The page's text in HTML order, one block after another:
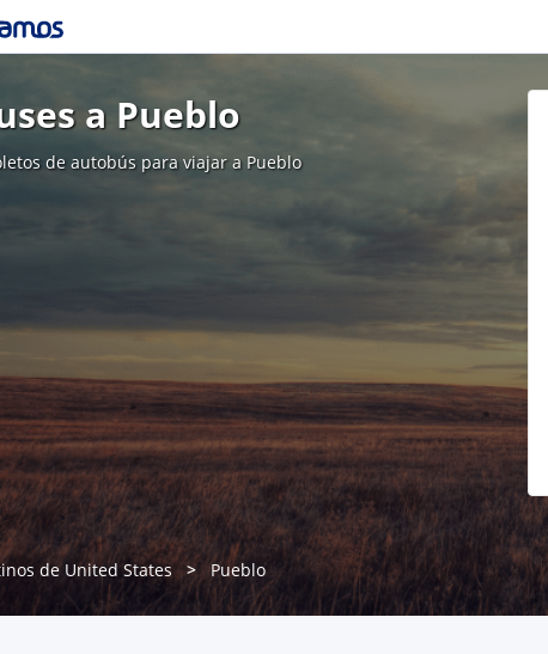
a Pueblo
de autobús para viajar a Pueblo
de United States Pueblo